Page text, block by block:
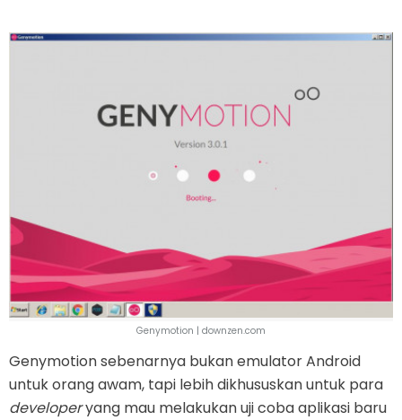
Genymotion | downzen.com
Genymotion sebenarnya bukan emulator Android
untuk orang awam, tapi lebih dikhususkan untuk para
developeryang mau melakukan uji coba aplikasi baru